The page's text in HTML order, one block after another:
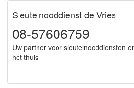
Sleutelnooddienst de Vries
08-57606759
Uw partner voor sleutelnooddiensten
het thuis